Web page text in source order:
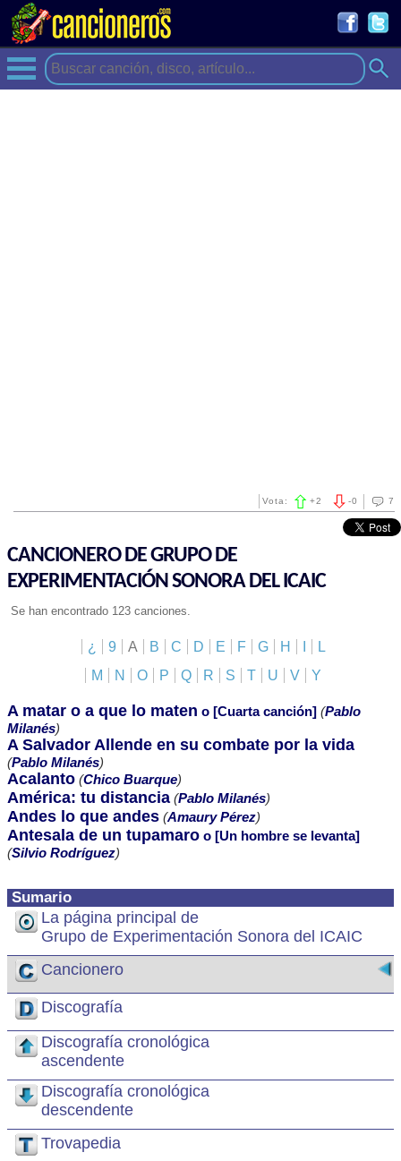
7
-0
Vota: +2
CANCIONERO DE GRUPO DE
EXPERIMENTACIÓN SONORA DEL ICAIC
Se han encontrado 123 canciones.
¿ 9 A B C D E F G H
L
M
N O P Q R S T U V Y
Sumario
La página principal de
Grupo de Experimentación Sonora del ICAIC
Cancionero
Discografía
Discografía cronológica
ascendente
Discografía cronológica
descendente
Trovapedia
A matar o a que lo maten o [Cuarta canción] (Pablo
Milanés)
A Salvador Allende en su combate por la vida
(Pablo Milanés)
Acalanto (Chico Buarque)
América: tu distancia (Pablo Milanés)
Andes lo que andes (Amaury Pérez)
Antesala de un tupamaro o [Un hombre se levanta]
(Silvio Rodríguez)